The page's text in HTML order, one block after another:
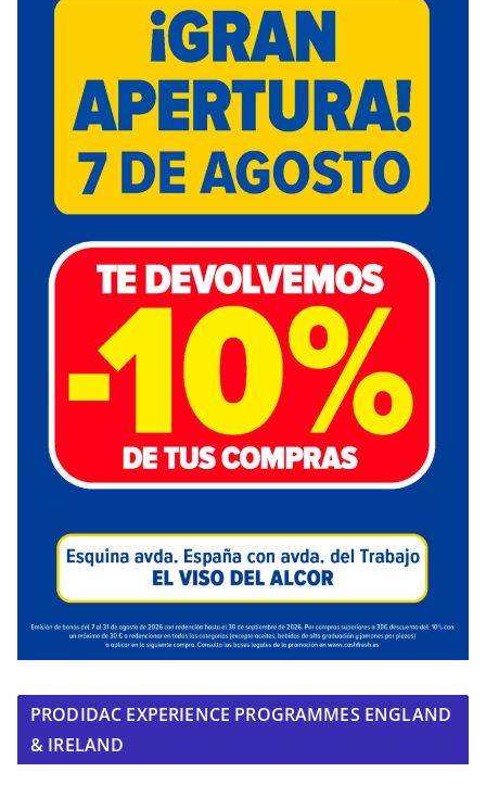
PRODIDAC EXPERIENCE PROGRAMMES ENGLAND
& IRELAND